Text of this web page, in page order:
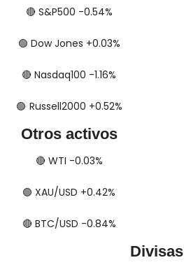
🔴​​​​ S&P500 -0.54%
🟢 ​​​​ Dow Jones +0.03%
🔴 ​​​​ Nasdaq100 -1.16%
🟢 ​​​  Russell2000 +0.52%
Otros activos
🔴​​​​ WTI -0.03%
🟢 ​​​​ XAU/USD +0.42%
🔴​​​​ BTC/USD -0.84%
Divisas